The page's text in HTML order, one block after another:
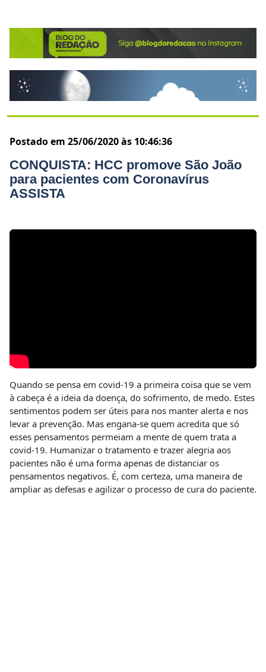
Postado em 25/06/2020 às 10:46:36
CONQUISTA: HCC promove São João
para pacientes com Coronavírus
ASSISTA
Quando se pensa em covid-19 a primeira coisa que se vem
à cabeça é a ideia da doença, do sofrimento, de medo. Estes
sentimentos podem ser úteis para nos manter alerta e nos
levar a prevenção. Mas engana-se quem acredita que só
esses pensamentos permeiam a mente de quem trata a
covid-19. Humanizar o tratamento e trazer alegria aos
pacientes não é uma forma apenas de distanciar os
pensamentos negativos. É, com certeza, uma maneira de
ampliar as defesas e agilizar o processo de cura do paciente.